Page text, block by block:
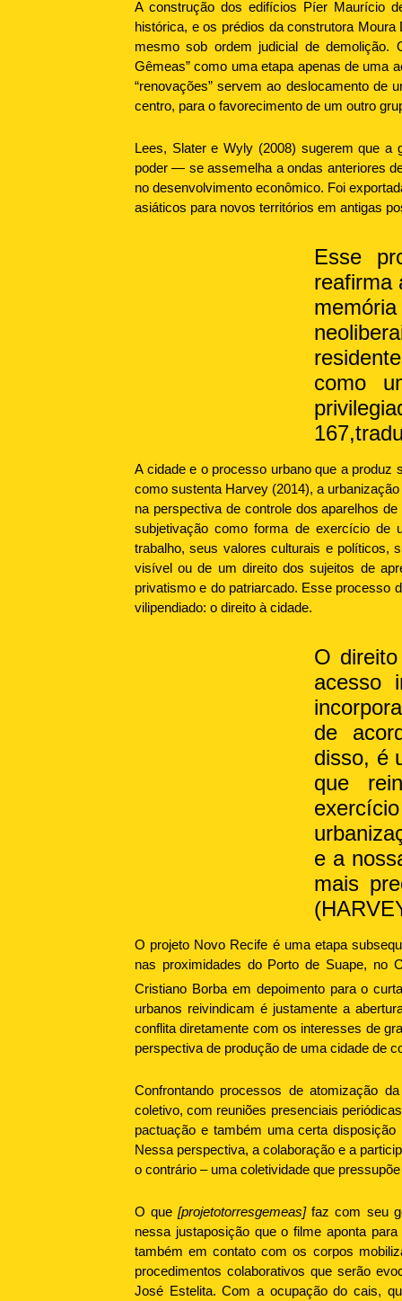
A construção dos edifícios Píer Maurício
histórica, e os prédios da construtora
mesmo sob ordem judicial de demolição.
Gêmeas” como uma etapa apenas de uma
“renovações” servem ao deslocamento de
centro, para o favorecimento de um outro
Lees, Slater e Wyly (2008) sugerem que a
poder — se assemelha a ondas anteriores
no desenvolvimento econômico. Foi
asiáticos para novos territórios em antigas
Esse
reafirma
como
A cidade e o processo urbano que a produz
como sustenta Harvey (2014), a
na perspectiva de controle dos aparelhos
subjetivação como forma de exercício de
trabalho, seus valores culturais e políticos,
visível ou de um direito dos sujeitos de
privatismo e do patriarcado. Esse processo
vilipendiado: o direito à cidade.
O
acesso
de
disso, é
que
e a
mais
O projeto Novo Recife é uma etapa
nas proximidades do Porto de Suape, no
Cristiano Borba em depoimento para o
urbanos reivindicam é justamente a
conflita diretamente com os interesses de
perspectiva de produção de uma cidade de
Confrontando processos de atomização
coletivo, com reuniões presenciais
pactuação e também uma certa
Nessa perspectiva, a colaboração e a
o contrário – uma coletividade que
O que[projetotorresgemeas]faz com seu
nessa justaposição que o filme aponta
também em contato com os corpos
procedimentos colaborativos que serão
José Estelita. Com a ocupação do cais,